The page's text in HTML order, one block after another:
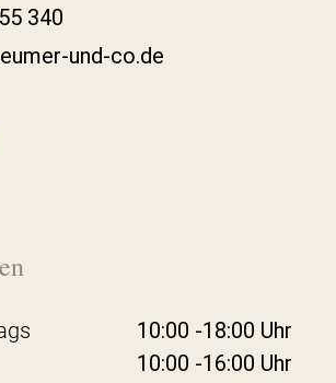
340
und-co.de
10:00 -18:00 Uhr
10:00 -16:00 Uhr